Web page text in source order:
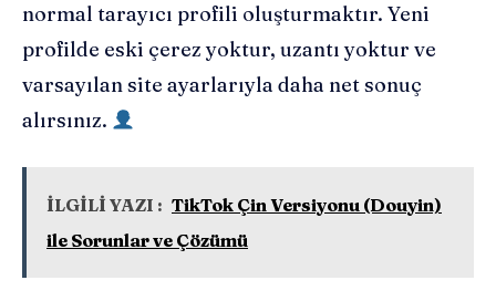
normal tarayıcı profili oluşturmaktır. Yeni
profilde eski çerez yoktur, uzantı yoktur ve
varsayılan site ayarlarıyla daha net sonuç
alırsınız.
İLGİLİ YAZI : TikTok Çin Versiyonu (Douyin)
ile Sorunlar ve Çözümü